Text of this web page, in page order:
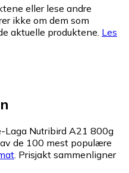
eller lese andre
ikke om dem som
aktuelle produktene. Les
Laga Nutribird A21 800g
de 100 mest populære
Prisjakt sammenligner